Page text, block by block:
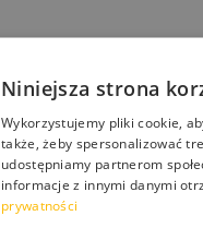
Niniejsza strona
Wykorzystujemy pliki cookie,
także, żeby spersonalizować
udostępniamy partnerom
informacje z innymi danymi
prywatności